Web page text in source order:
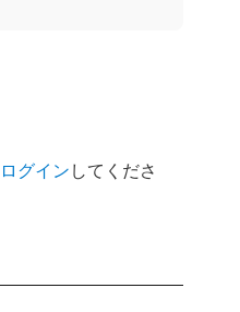
ログイン してくださ